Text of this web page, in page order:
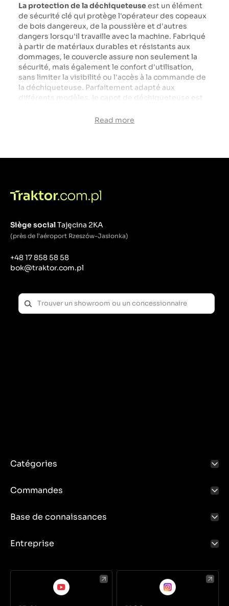
La protection de la déchiqueteuseest un élément
de sécurité clé qui protège l'opérateur des copeaux
de bois dangereux, de la poussière et d'autres
dangers lorsqu'il travaille avec la machine. Fabriqué
à partir de matériaux durables et résistants aux
dommages, le couvercle assure non seulement la
sécurité, mais également le confort d'utilisation,
sans limiter la visibilité ou l'accès à la commande de
la déchiqueteuse. Parfaitement adapté aux
différents modèles, le capot de déchiqueteuse est
irremplaçable qui permet un déchiquetage de bois
Read more
Siège socialTajęcina 2KA
(près de l'aéroport Rzeszów-Jasionka)
+48 17 858 58 58
bok@traktor.com.pl
Catégories
Commandes
Base de connaissances
Entreprise